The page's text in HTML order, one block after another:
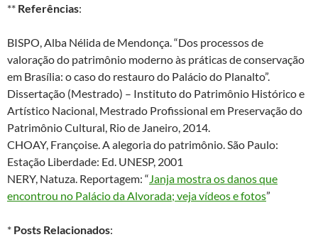
** Referências:
BISPO, Alba Nélida de Mendonça. “Dos processos de
valoração do patrimônio moderno às práticas de conservação
em Brasília: o caso do restauro do Palácio do Planalto”.
Dissertação (Mestrado) – Instituto do Patrimônio Histórico e
Artístico Nacional, Mestrado Profissional em Preservação do
Patrimônio Cultural, Rio de Janeiro, 2014.
CHOAY, Françoise. A alegoria do patrimônio. São Paulo:
Estação Liberdade: Ed. UNESP, 2001
NERY, Natuza. Reportagem: “Janja mostra os danos que
encontrou no Palácio da Alvorada; veja vídeos e fotos”
* Posts Relacionados: